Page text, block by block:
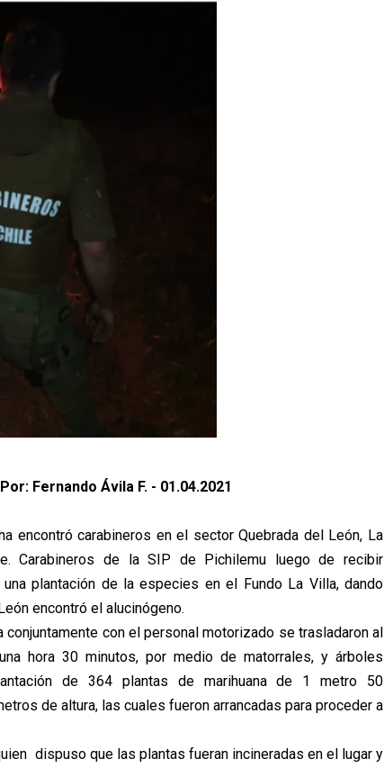
Fernando Ávila F. - 01.04.2021
encontró carabineros en el sector Quebrada del León, La
Carabineros de la SIP de Pichilemu luego de recibir
plantación de la especies en el Fundo La Villa, dando
encontró el alucinógeno.
conjuntamente con el personal motorizado se trasladaron al
hora 30 minutos, por medio de matorrales, y árboles
de 364 plantas de marihuana de 1 metro 50
de altura, las cuales fueron arrancadas para proceder a
dispuso que las plantas fueran incineradas en el lugar y